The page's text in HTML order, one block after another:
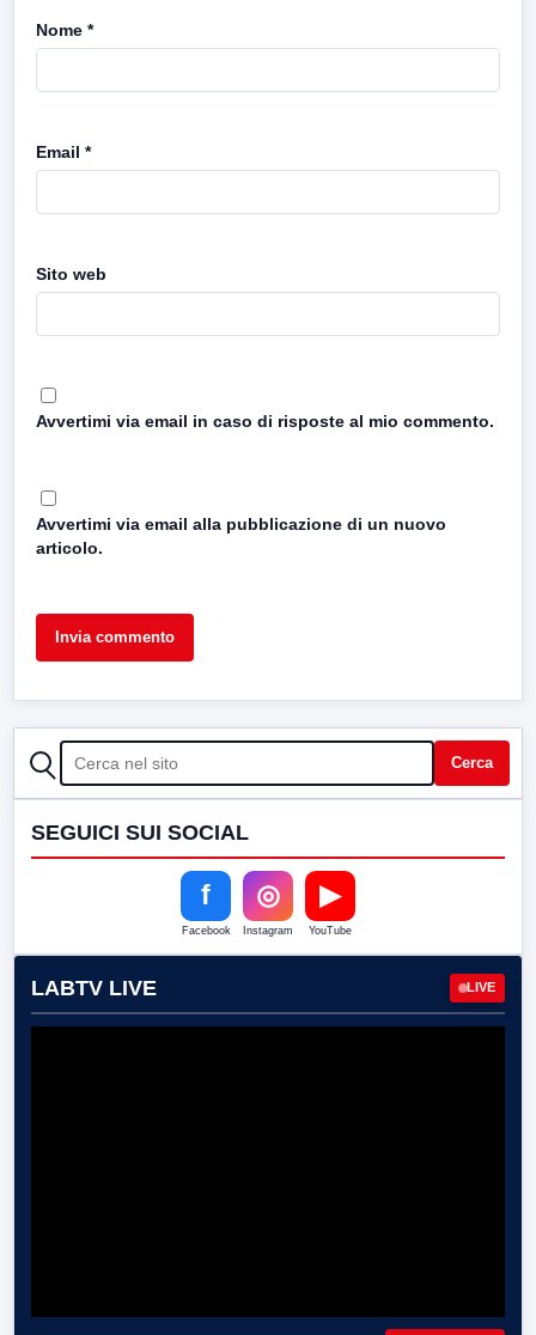
Nome *
Email *
Sito web
Avvertimi via email in caso di risposte al mio commento.
Avvertimi via email alla pubblicazione di un nuovo
articolo.
CERCA Cerca
SEGUICI SUI SOCIAL
f
Facebook
◎
Instagram
▶
YouTube
LABTV LIVE LIVE